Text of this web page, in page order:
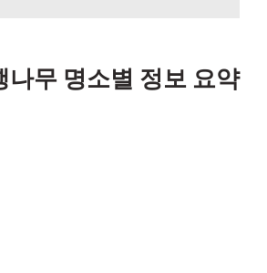
나무 명소별 정보 요약